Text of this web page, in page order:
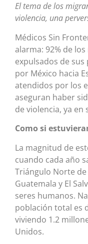
El tema de los
violencia, una
Médicos Sin
alarma: 92% de
expulsados de
por México hacia
atendidos por los
aseguran haber
de violencia, ya en
Como si
La magnitud de
cuando cada año
Triángulo Norte
Guatemala y El
seres humanos.
población total es
viviendo 1.2
Unidos.